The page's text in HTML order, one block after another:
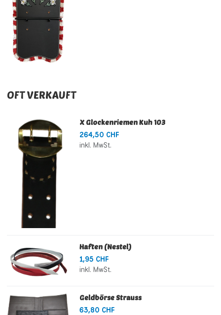
OFT VERKAUFT
X Glockenriemen Kuh 103
264,50 CHF
inkl. MwSt.
Haften (Nestel)
1,95 CHF
inkl. MwSt.
Geldbörse Strauss
63,80 CHF